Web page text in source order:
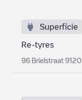
Superfície
Re-tyres
96 Brielstraat 9120